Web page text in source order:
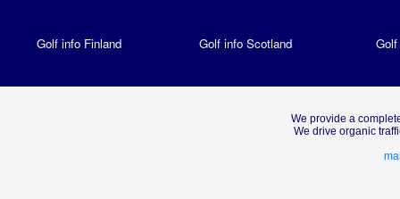
Golf info Finland Golf info Scotland
We provide a
We drive organic